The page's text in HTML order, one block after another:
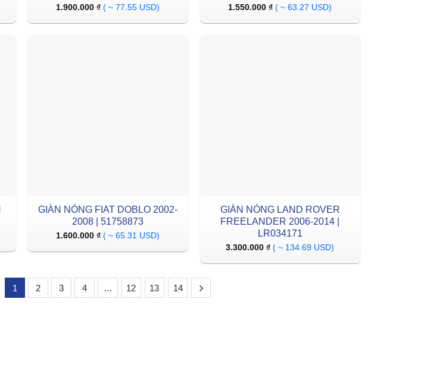
1.900.000₫ ( ~ 77.55 USD) 1.550.000₫ ( ~ 63.27 USD)
GIÀN NÓNG FIAT DOBLO 2002-
2008 | 51758873
1.600.000₫ ( ~ 65.31 USD)
GIÀN NÓNG LAND ROVER
FREELANDER 2006-2014 |
LR034171
3.300.000₫ ( ~ 134.69 USD)
1 2 3 4 … 12 13 14